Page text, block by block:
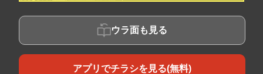
ウラ面も見る
アプリでチラシを見る(無料)